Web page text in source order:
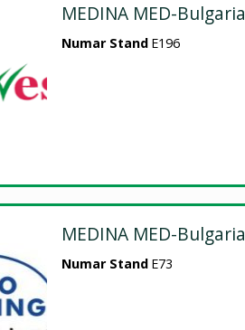
MEDINA MED-Bulgaria
Numar Stand E196
MEDINA MED-Bulgaria
Numar Stand E73